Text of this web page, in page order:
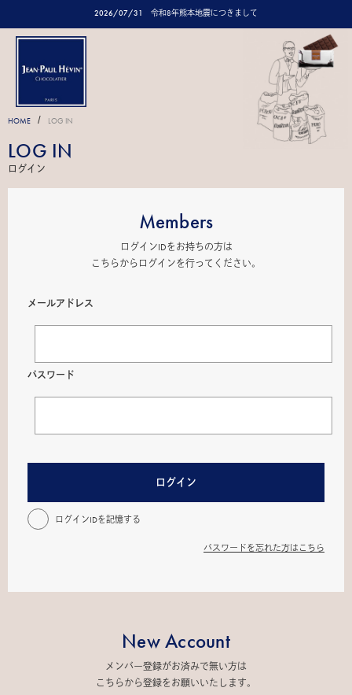
2026/07/31 令和8年熊本地震につきまして
HOME / LOG IN
LOG IN
ログイン
Members
ログインIDをお持ちの方は
こちらからログインを行ってください。
メールアドレス
パスワード
ログイン
ログインIDを記憶する
パスワードを忘れた方はこちら
New Account
メンバー登録がお済みで無い方は
こちらから登録をお願いいたします。